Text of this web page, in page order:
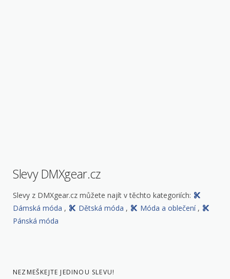
Slevy DMXgear.cz
Slevy z DMXgear.cz můžete najít v těchto kategoriích:
Dámská móda , Dětská móda , Móda a oblečení ,
Pánská móda
NEZMEŠKEJTE JEDINOU SLEVU!